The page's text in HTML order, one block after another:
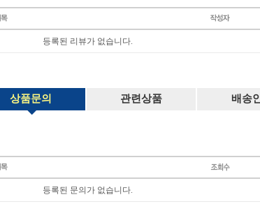
등록된 리뷰가 없습니다.
상품문의 관련상품 배송
등록된 문의가 없습니다.